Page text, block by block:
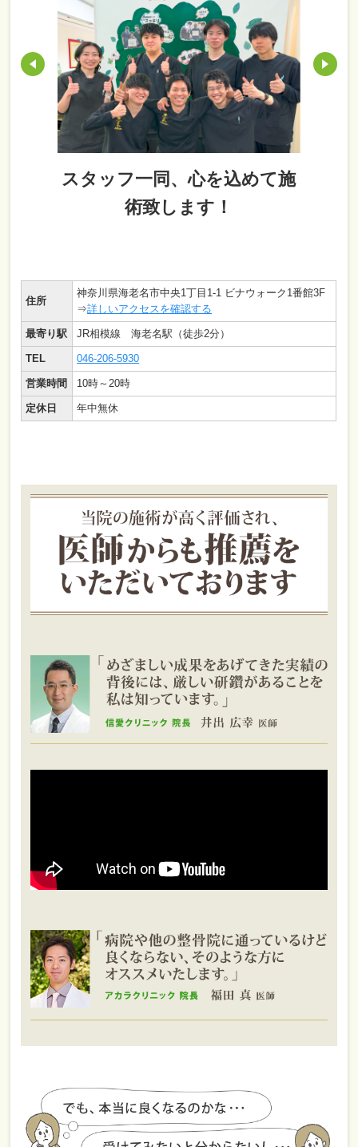
スタッフ一同、心を込めて施
術致します！
住所
神奈川県海老名市中央1丁目1-1 ビナウォーク1番館3F
⇒詳しいアクセスを確認する
最寄り駅 JR相模線 海老名駅（徒歩2分）
TEL 046-206-5930
営業時間 10時～20時
定休日 年中無休